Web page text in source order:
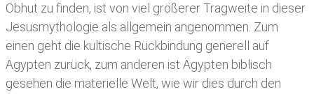
Obhut zu finden, ist von viel größerer Tragweite in dieser
Jesusmythologie als allgemein angenommen. Zum
einen geht die kultische Rückbindung generell auf
Ägypten zurück, zum anderen ist Ägypten biblisch
gesehen die materielle Welt, wie wir dies durch den